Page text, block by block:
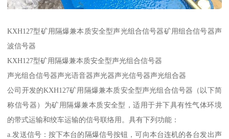
KXH127型矿用隔爆兼本质安全型声光组合信号器矿用组合信号器声
波信号器
KXH127型矿用隔爆兼本质安全型声光组合信号器
声光组合信号器声光语音器声光器声光信号器声光组合器
公司开发的KXH127矿用隔爆兼本质安全型声光组合信号器（以下简
称信号器）为矿用隔爆兼本质安全型，适用于井下具有性气体环境
的带式运输和绞车运输的信号联络用。具有下列功能：
a.发送信号：按下本台的隔爆信号按钮，可向本台连机的各台发出声